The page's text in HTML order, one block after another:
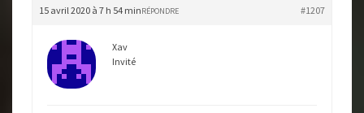
15 avril 2020 à 7 h 54 min #1207
RÉPONDRE
Xav
Invité